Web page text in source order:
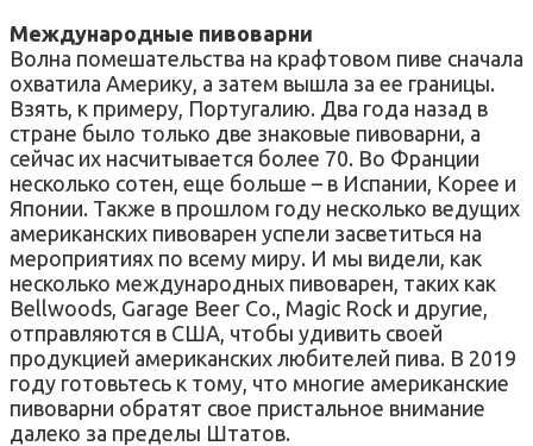
Международные пивоварни
Волна помешательства на крафтовом пиве сначала
охватила Америку, а затем вышла за ее границы.
Взять, к примеру, Португалию. Два года назад в
стране было только две знаковые пивоварни, а
сейчас их насчитывается более 70. Во Франции
несколько сотен, еще больше – в Испании, Корее и
Японии. Также в прошлом году несколько ведущих
американских пивоварен успели засветиться на
мероприятиях по всему миру. И мы видели, как
несколько международных пивоварен, таких как
Bellwoods, Garage Beer Co., Magic Rock и другие,
отправляются в США, чтобы удивить своей
продукцией американских любителей пива. В 2019
году готовьтесь к тому, что многие американские
пивоварни обратят свое пристальное внимание
далеко за пределы Штатов.